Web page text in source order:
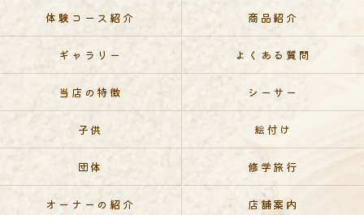
体験コース紹介 商品紹介
ギャラリー よくある質問
当店の特徴 シーサー
子供 絵付け
団体 修学旅行
オーナーの紹介 店舗案内